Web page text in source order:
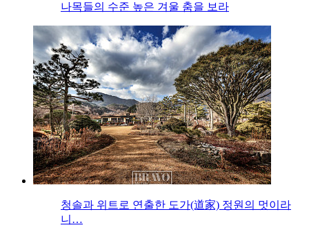
나목들의 수준 높은 겨울 춤을 보라
청솔과 위트로 연출한 도가(道家) 정원의 멋이라
니…